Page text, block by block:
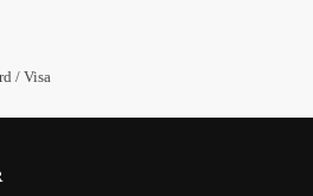
/ Visa